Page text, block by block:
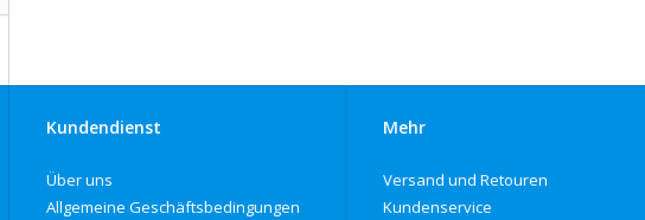
Kundendienst
Über uns
Allgemeine Geschäftsbedingungen
Mehr
Versand und Retouren
Kundenservice